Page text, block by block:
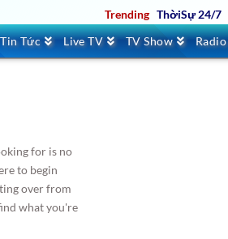
Trending ThờiSự 24/7
Tin Tức Live TV TV Show Radio
for is no
to begin
over from
what you're